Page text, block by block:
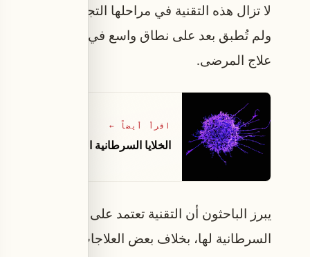
لا تزال هذه التقنية في مراحلها التجريبية الأولى،
ولم تُطبق بعد على نطاق واسع في البشر، ما
علاج المرضى.
اقرأ أيضاً ←
الخلايا السرطانية الخاملة تُقاوم
يبرز الباحثون أن التقنية تعتمد على تأثير
السرطانية لها، بخلاف بعض العلاجات الدوائية التي